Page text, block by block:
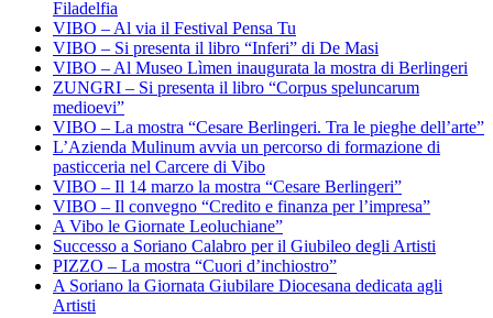
Filadelfia
VIBO – Al via il Festival Pensa Tu
VIBO – Si presenta il libro “Inferi” di De Masi
VIBO – Al Museo Lìmen inaugurata la mostra di Berlingeri
ZUNGRI – Si presenta il libro “Corpus speluncarum
medioevi”
VIBO – La mostra “Cesare Berlingeri. Tra le pieghe dell’arte”
L’Azienda Mulinum avvia un percorso di formazione di
pasticceria nel Carcere di Vibo
VIBO – Il 14 marzo la mostra “Cesare Berlingeri”
VIBO – Il convegno “Credito e finanza per l’impresa”
A Vibo le Giornate Leoluchiane”
Successo a Soriano Calabro per il Giubileo degli Artisti
PIZZO – La mostra “Cuori d’inchiostro”
A Soriano la Giornata Giubilare Diocesana dedicata agli
Artisti